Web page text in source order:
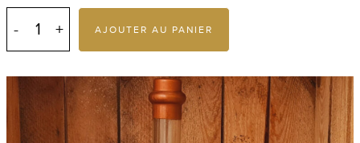
quantité
Ti
AJOUTER AU PANIER